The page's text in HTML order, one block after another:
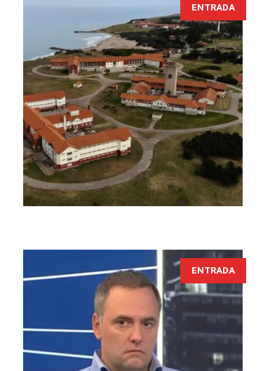
ENTRADA
ENTRADA